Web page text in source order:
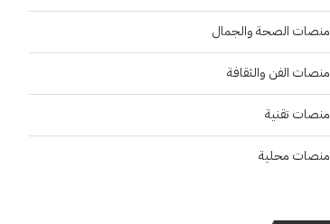
منصات الصحة والجمال
منصات الفن والثقافة
منصات تقنية
منصات محلية